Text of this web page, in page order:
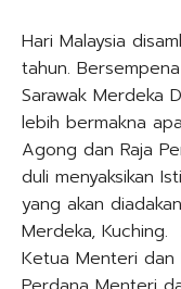
Hari Malaysia
tahun.
Sarawak Merdeka
lebih bermakna
Agong dan Raja
duli menyaksikan
yang akan
Merdeka, Kuching.
Ketua Menteri